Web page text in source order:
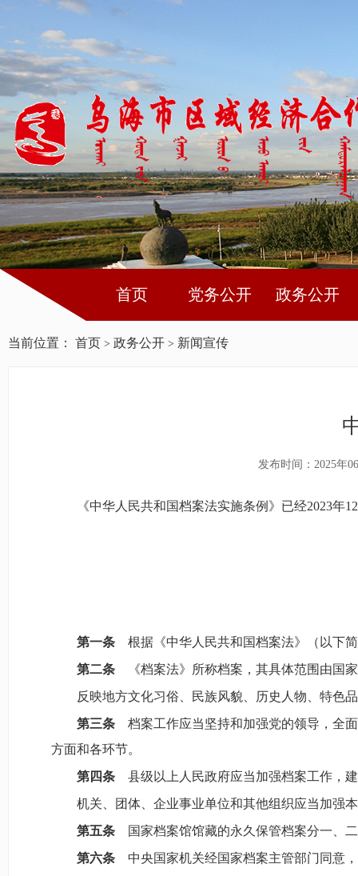
首页 党务公开 政务公开
当前位置： 首页 > 政务公开 > 新闻宣传
发布时间：2025年
《中华人民共和国档案法实施条例》已经2023年
第一条 根据《中华人民共和国档案法》（以下
第二条 《档案法》所称档案，其具体范围由国
反映地方文化习俗、民族风貌、历史人物、特色
第三条 档案工作应当坚持和加强党的领导，全
方面和各环节。
第四条 县级以上人民政府应当加强档案工作，
机关、团体、企业事业单位和其他组织应当加强
第五条 国家档案馆馆藏的永久保管档案分一、
第六条 中央国家机关经国家档案主管部门同意